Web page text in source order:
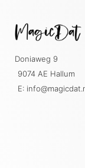
Doniaweg 9
9074 AE Hallum
E: